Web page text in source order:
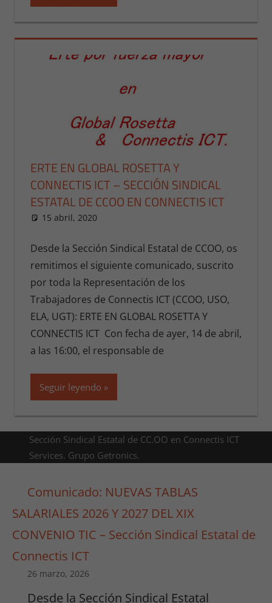
ERTE EN GLOBAL ROSETTA Y
CONNECTIS ICT – SECCIÓN SINDICAL
ESTATAL DE CCOO EN CONNECTIS ICT
15 abril, 2020
Desde la Sección Sindical Estatal de CCOO, os
remitimos el siguiente comunicado, suscrito
por toda la Representación de los
Trabajadores de Connectis ICT (CCOO, USO,
ELA, UGT): ERTE EN GLOBAL ROSETTA Y
CONNECTIS ICT Con fecha de ayer, 14 de abril,
a las 16:00, el responsable de
Seguir leyendo
Sección Sindical Estatal de CC.OO en Connectis ICT
Services. Grupo Getronics.
Comunicado: NUEVAS TABLAS
SALARIALES 2026 Y 2027 DEL XIX
CONVENIO TIC – Sección Sindical Estatal de
Connectis ICT
26 marzo, 2026
Desde la Sección Sindical Estatal